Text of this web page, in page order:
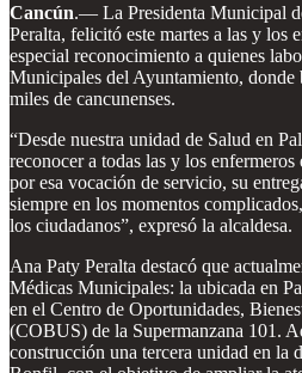
Cancún.— La Presidenta Municipal
Peralta, felicitó este martes a las y los
especial reconocimiento a quienes
Municipales del Ayuntamiento, donde
miles de cancunenses.
“Desde nuestra unidad de Salud en
reconocer a todas las y los
por esa vocación de servicio, su
siempre en los momentos
los ciudadanos”, expresó la alcaldesa.
Ana Paty Peralta destacó que
Médicas Municipales: la ubicada en
en el Centro de Oportunidades,
(COBUS) de la Supermanzana 101.
construcción una tercera unidad en la